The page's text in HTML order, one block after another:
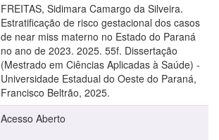
FREITAS, Sidimara Camargo da Silveira.
Estratificação de risco gestacional dos casos
de near miss materno no Estado do Paraná
no ano de 2023. 2025. 55f. Dissertação
(Mestrado em Ciências Aplicadas à Saúde) -
Universidade Estadual do Oeste do Paraná,
Francisco Beltrão, 2025.
Acesso Aberto